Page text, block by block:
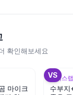
확인해보세요
마이크
VS
뷰틱스
수부지